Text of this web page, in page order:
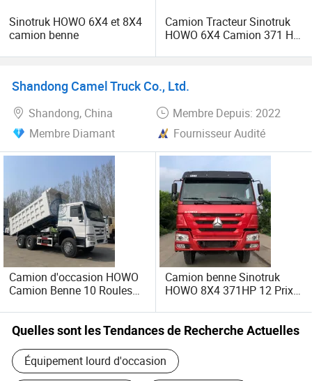
Sinotruk HOWO 6X4 et 8X4
camion benne
Camion Tracteur Sinotruk
HOWO 6X4 Camion 371 HP
Camion Tracteur Camion
Shandong Camel Truck Co., Ltd.
Shandong, China
Membre Depuis: 2022
Membre Diamant
Fournisseur Audité
Camion d'occasion HOWO
Camion Benne 10 Roules
Construction Camionette
Basculante
Camion benne Sinotruk
HOWO 8X4 371HP 12 Prix
Quelles sont les Tendances de Recherche Actuelles
Équipement lourd d'occasion